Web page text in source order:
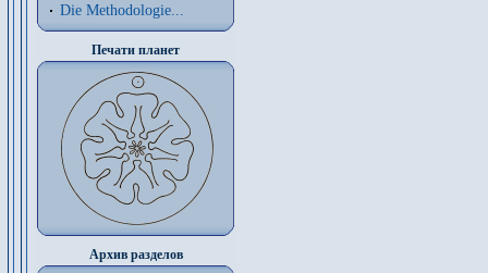
Die Methodologie...
Печати планет
Архив разделов